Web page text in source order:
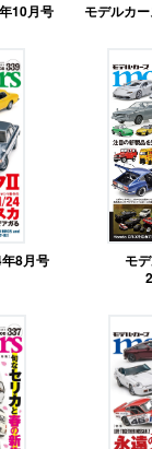
10月号 モデルカ
8月号
モ